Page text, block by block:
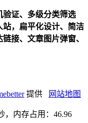
验证、多级分类筛选
，扁平化设计、简洁
接、文章图片弹窗、
提供 网站地图
，内存占用：46.96